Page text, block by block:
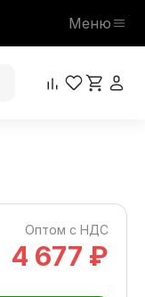
Меню
Оптом с НДС
4 677 ₽